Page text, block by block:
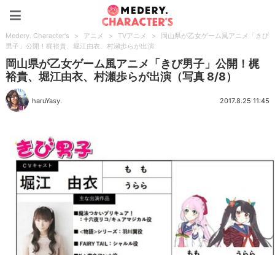
Medery. Character's > アニメ > TVアニメ >
岡山県が乙女ゲーム風アニメ「きび
男子」公開！梶裕貴、堀江由衣、村瀬歩らが出演
岡山県が乙女ゲーム風アニメ「きび男子」公開！梶
裕貴、堀江由衣、村瀬歩らが出演（写真 8/8）
haruYasy. 2017.8.25 11:45